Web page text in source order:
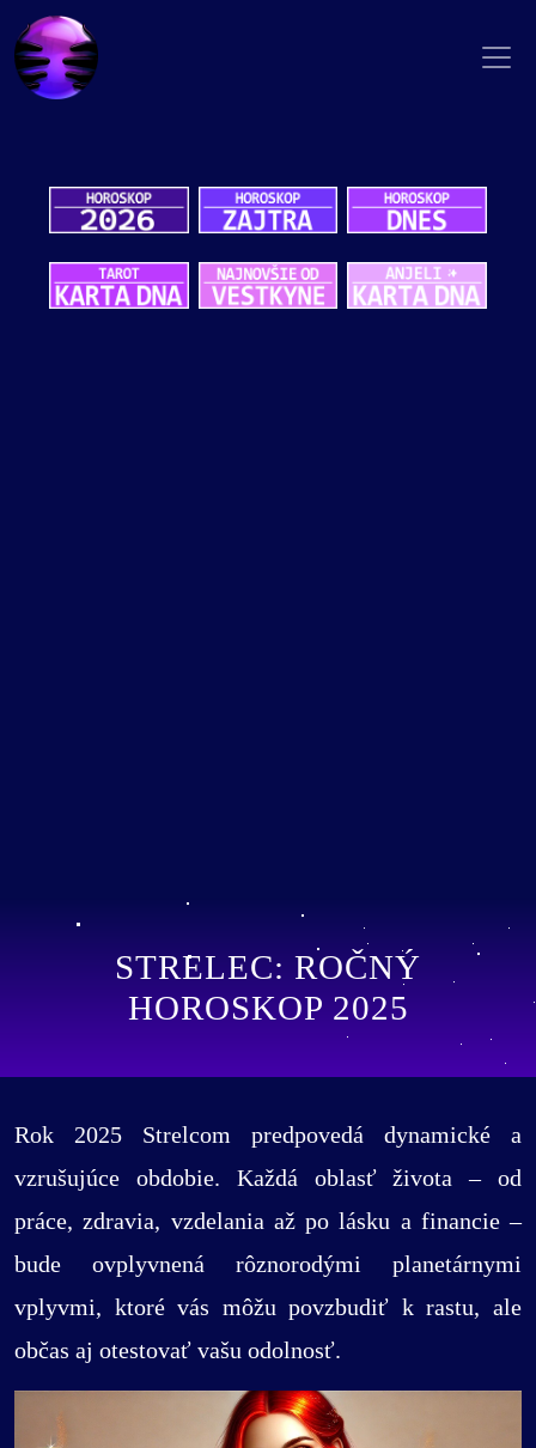
STRELEC: ROČNÝ
HOROSKOP 2025
Rok 2025 Strelcom predpovedá dynamické a
vzrušujúce obdobie. Každá oblasť života – od
práce, zdravia, vzdelania až po lásku a financie –
bude ovplyvnená rôznorodými planetárnymi
vplyvmi, ktoré vás môžu povzbudiť k rastu, ale
občas aj otestovať vašu odolnosť.